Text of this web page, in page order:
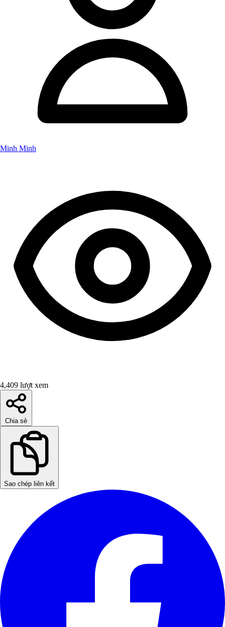
Minh Minh
4,409 lượt xem
Chia sẻ
Sao chép liên kết